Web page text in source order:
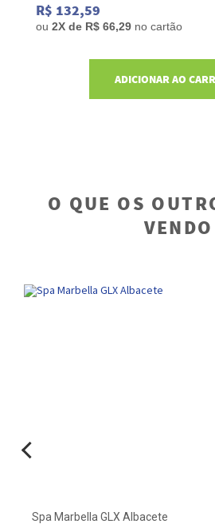
R$ 132,59
ou 2X de R$ 66,29 no cartão
ADICIONAR AO
O QUE OS
VENDO
Spa Marbella GLX Albacete